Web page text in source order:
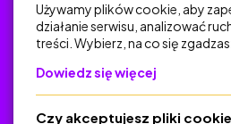
Na skróty
Polityka Prywatności
Regulamin
Używamy plików cookie, aby
działanie serwisu, analizować
treści. Wybierz, na co się
Dowiedz się więcej
Czy akceptujesz pliki